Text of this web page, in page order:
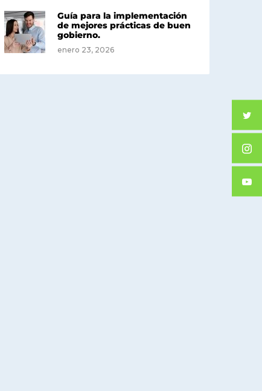
Guía para la implementación
de mejores prácticas de buen
gobierno.
enero 23, 2026